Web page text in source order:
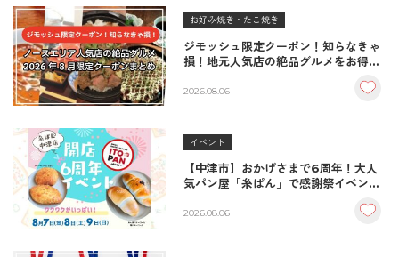
お好み焼き・たこ焼き
ジモッシュ限定クーポン！知らなきゃ
損！地元人気店の絶品グルメをお得に
2026.08.06
イベント
【中津市】おかげさまで6周年！大人
気パン屋「糸ぱん」で感謝祭イベント
♪（8/7〜8/9）
2026.08.06